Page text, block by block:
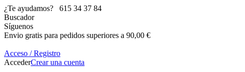
¿Te ayudamos?
615 34 37 84
Buscador
Síguenos
Envio gratis para pedidos superiores a 90,00 €
Acceso / Registro
AccederCrear una cuenta